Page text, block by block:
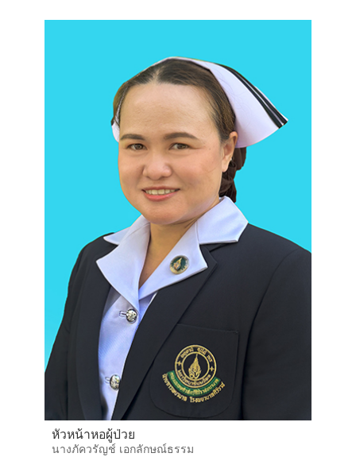
หัวหน้าหอผู้ป่วย
นางภัควรัญช์ เอกลักษณ์ธรรม